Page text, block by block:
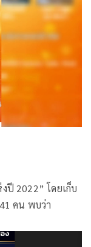
ปี 2022” โดยเก็บ
คน พบว่า